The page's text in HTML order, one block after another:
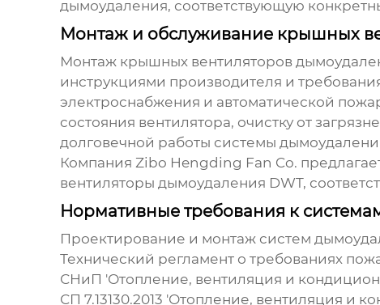
дымоудаления, соответствующую
Монтаж и обслуживание крышных
Монтаж крышных вентиляторов
инструкциями производителя и
электроснабжения и автоматической
состояния вентилятора, очистку от
долговечной работы системы
Компания Zibo Hengding Fan Co.
вентиляторы дымоудаления DWT,
Нормативные требования к
Проектирование и монтаж систем
Технический регламент о требованиях
СНиП 'Отопление, вентиляция и
СП 7.13130.2013 'Отопление, вентиляция и